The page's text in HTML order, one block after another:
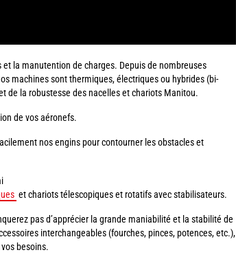
la manutention de charges. Depuis de nombreuses
machines sont thermiques, électriques ou hybrides (bi-
de la robustesse des nacelles et chariots Manitou.
de vos aéronefs.
nos engins pour contourner les obstacles et
et chariots télescopiques et rotatifs avec stabilisateurs.
pas d’apprécier la grande maniabilité et la stabilité de
interchangeables (fourches, pinces, potences, etc.),
besoins.